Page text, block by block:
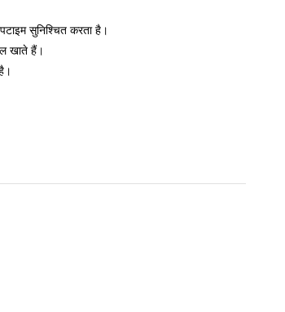
सुनिश्चित करता है।
खाते हैं।